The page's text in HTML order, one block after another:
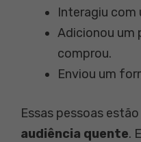
Interagiu
Adicionou um
comprou.
Enviou um
Essas pessoas
audiência quente.